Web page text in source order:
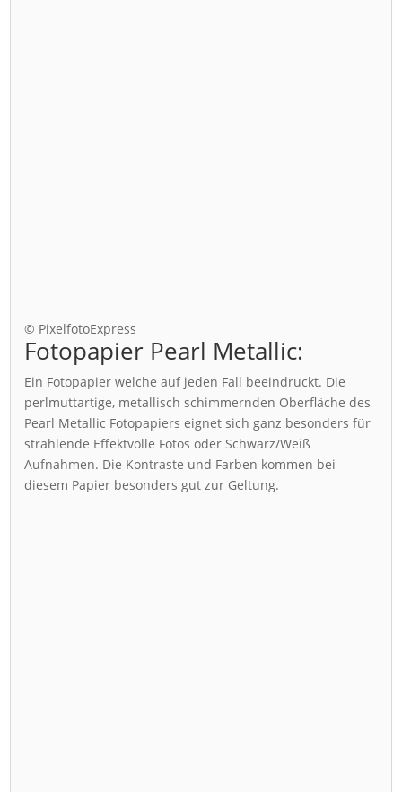
© PixelfotoExpress
Fotopapier Pearl Metallic:
Ein Fotopapier welche auf jeden Fall beeindruckt. Die
perlmuttartige, metallisch schimmernden Oberfläche des
Pearl Metallic Fotopapiers eignet sich ganz besonders für
strahlende Effektvolle Fotos oder Schwarz/Weiß
Aufnahmen. Die Kontraste und Farben kommen bei
diesem Papier besonders gut zur Geltung.